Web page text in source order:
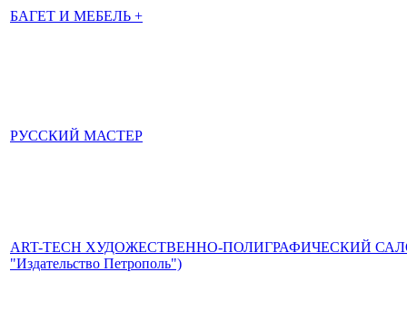
БАГЕТ И МЕБЕЛЬ +
РУССКИЙ МАСТЕР
ART-TECH ХУДОЖЕСТВЕННО-ПОЛИГРАФИЧЕСКИЙ
"Издательство Петрополь")